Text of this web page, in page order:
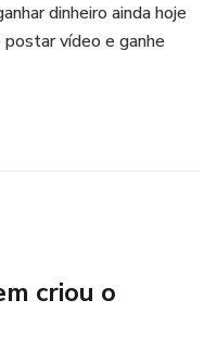
dinheiro ainda hoje
vídeo e ganhe
criou o